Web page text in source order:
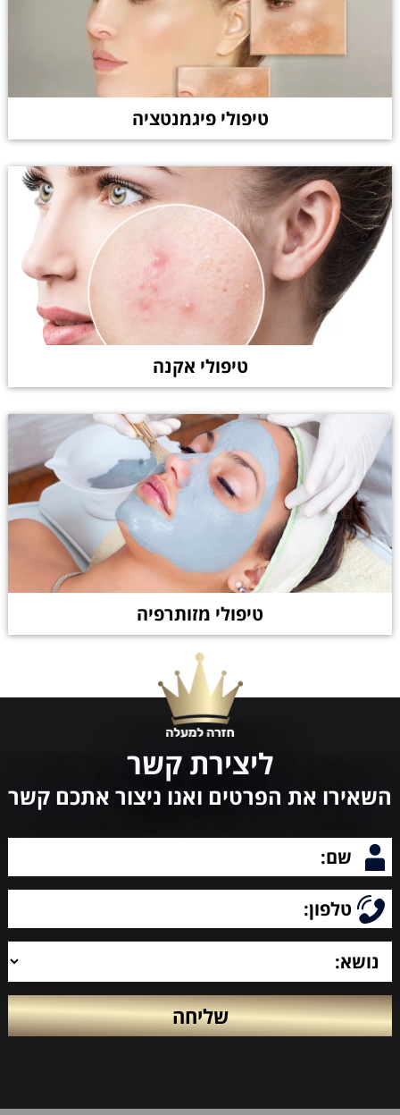
טיפולי פיגמנטציה
טיפולי אקנה
טיפולי מזותרפיה
ליצירת קשר
השאירו את הפרטים ואנו ניצור אתכם קשר